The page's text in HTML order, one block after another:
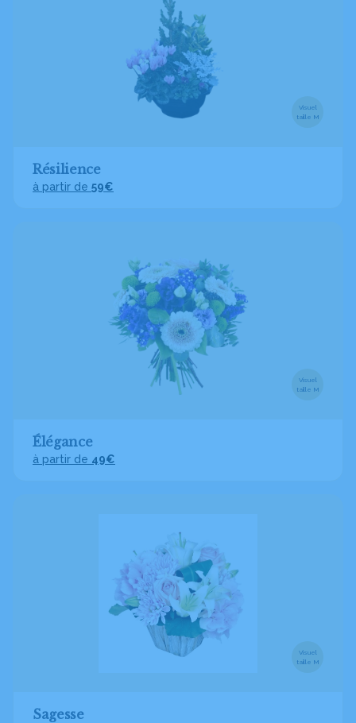
Visuel
taille M
Résilience
à partir de 59€
Visuel
taille M
Élégance
à partir de 49€
Visuel
taille M
Sagesse